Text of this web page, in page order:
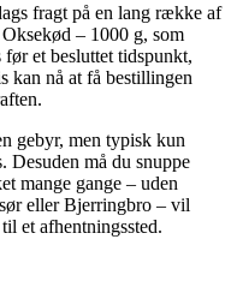
fragt på en lang række af
– 1000 g, som
et besluttet tidspunkt,
kan nå at få bestillingen
gebyr, men typisk kun
Desuden må du snuppe
mange gange – uden
eller Bjerringbro – vil
et afhentningssted.